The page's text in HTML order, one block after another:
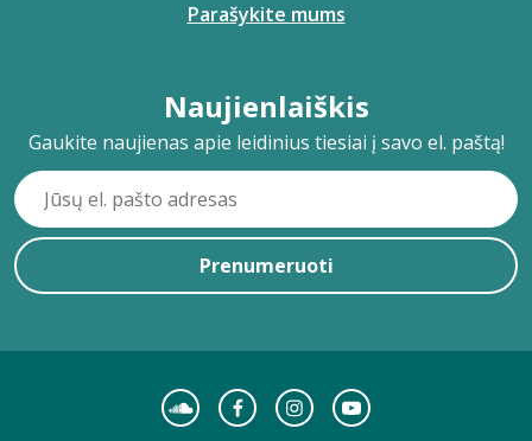
Parašykite mums
Naujienlaiškis
Gaukite naujienas apie leidinius tiesiai į savo el. paštą!
Prenumeruoti